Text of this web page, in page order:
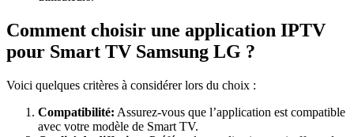
Comment choisir une application IPTV
pour Smart TV Samsung LG ?
Voici quelques critères à considérer lors du choix :
Compatibilité: Assurez-vous que l’application est compatible
avec votre modèle de Smart TV.